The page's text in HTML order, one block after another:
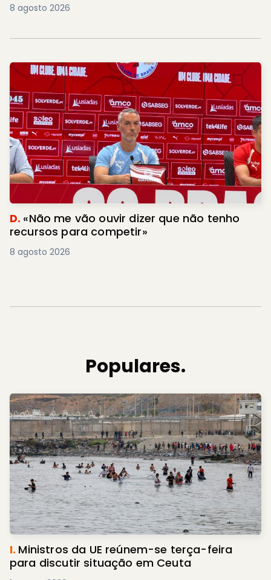
8 agosto 2026
D. «Não me vão ouvir dizer que não tenho
recursos para competir»
8 agosto 2026
Populares.
I. Ministros da UE reúnem-se terça-feira
para discutir situação em Ceuta